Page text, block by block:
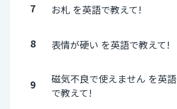
7 お札 を英語で教えて!
8 表情が硬い を英語で教えて!
9
磁気不良で使えません を英語
で教えて!